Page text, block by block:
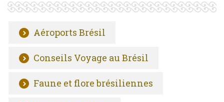
Aéroports Brésil
Conseils Voyage au Brésil
Faune et flore brésiliennes